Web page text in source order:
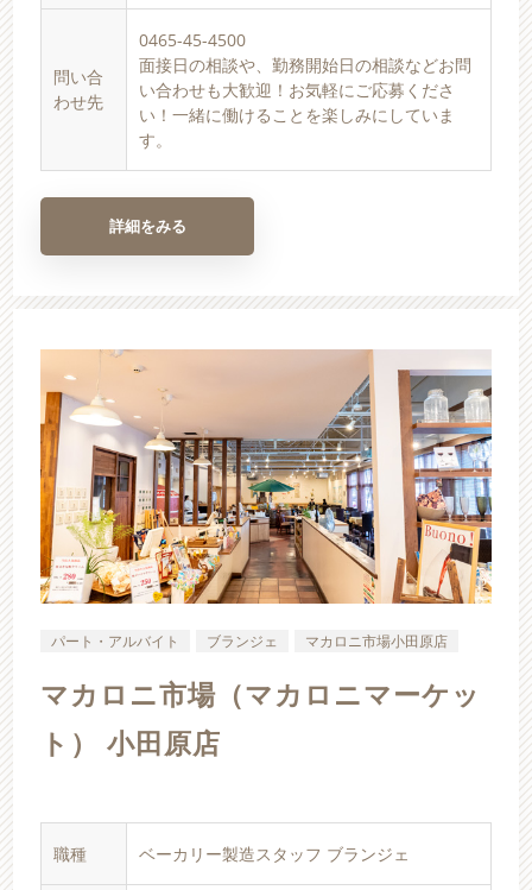
問い合
わせ先
0465-45-4500
面接日の相談や、勤務開始日の相談などお問
い合わせも大歓迎！お気軽にご応募くださ
い！一緒に働けることを楽しみにしていま
す。
詳細をみる
パート・アルバイト ブランジェ マカロニ市場小田原店
マカロニ市場（マカロニマーケッ
ト） 小田原店
職種 ベーカリー製造スタッフ ブランジェ